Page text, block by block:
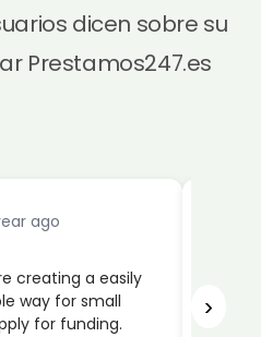
dicen sobre su
Prestamos247.es
ago
creating a easily
way for small
for funding.
›